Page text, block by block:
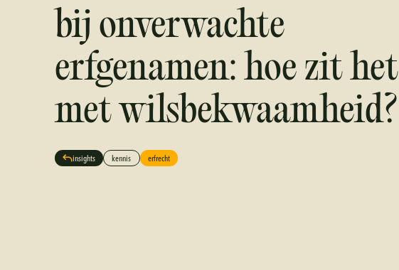
bij onverwachte
erfgenamen: hoe zit het
met wilsbekwaamheid?
insights kennis erfrecht